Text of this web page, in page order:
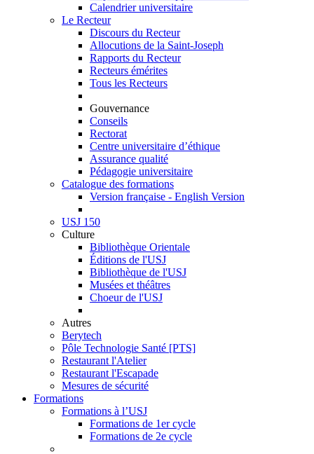
Calendrier universitaire
Le Recteur
Discours du Recteur
Allocutions de la Saint-Joseph
Rapports du Recteur
Recteurs émérites
Tous les Recteurs
Gouvernance
Conseils
Rectorat
Centre universitaire d’éthique
Assurance qualité
Pédagogie universitaire
Catalogue des formations
Version française - English Version
USJ 150
Culture
Bibliothèque Orientale
Éditions de l'USJ
Bibliothèque de l'USJ
Musées et théâtres
Choeur de l'USJ
Autres
Berytech
Pôle Technologie Santé [PTS]
Restaurant l'Atelier
Restaurant l'Escapade
Mesures de sécurité
Formations
Formations à l’USJ
Formations de 1er cycle
Formations de 2e cycle